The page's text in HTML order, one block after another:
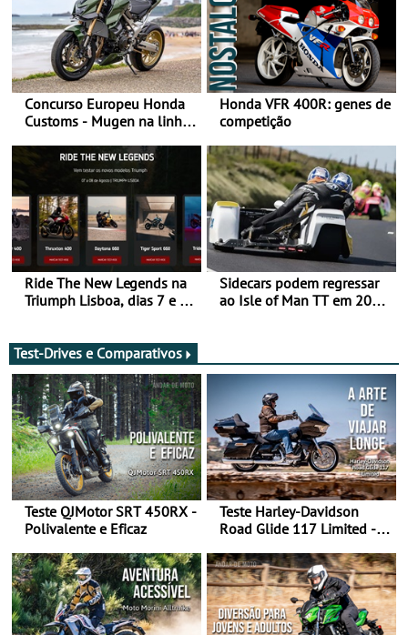
Concurso Europeu Honda
Customs - Mugen na linha
ganhar
Honda VFR 400R: genes de
competição
Ride The New Legends na
Triumph Lisboa, dias 7 e 8
Sidecars podem regressar
ao Isle of Man TT em 2027
Test-Drives e Comparativos
Teste QJMotor SRT 450RX -
Polivalente e Eficaz
Teste Harley-Davidson
Road Glide 117 Limited - A